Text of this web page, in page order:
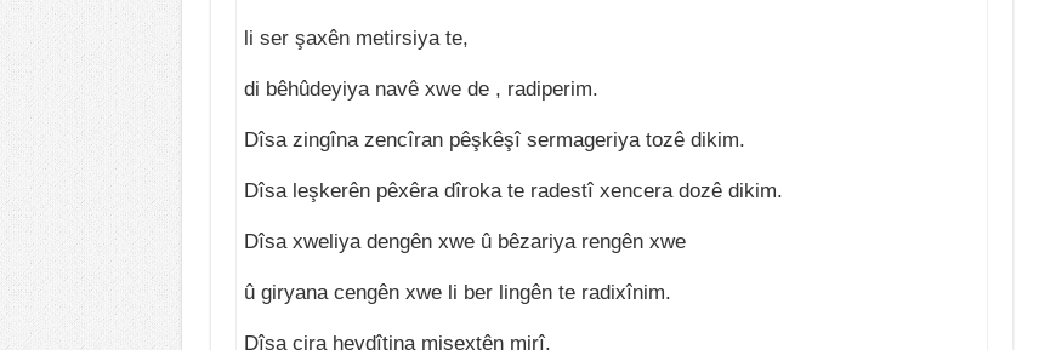
li ser şaxên metirsiya te,
di bêhûdeyiya navê xwe de , radiperim.
Dîsa zingîna zencîran pêşkêşî sermageriya tozê dikim.
Dîsa leşkerên pêxêra dîroka te radestî xencera dozê dikim.
Dîsa xweliya dengên xwe û bêzariya rengên xwe
û giryana cengên xwe li ber lingên te radixînim.
Dîsa çira hevdîtina mişextên mirî,